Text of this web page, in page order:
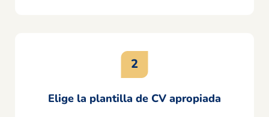
Elige la plantilla de CV apropiada